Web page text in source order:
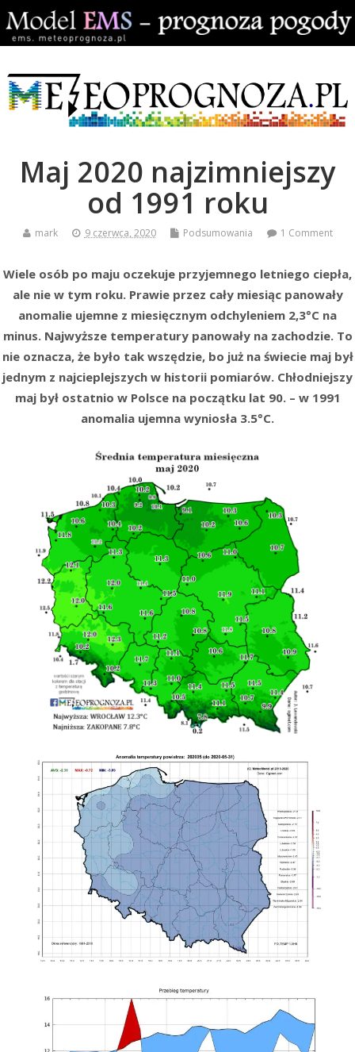
Maj 2020 najzimniejszy
od 1991 roku
mark 9 czerwca, 2020 Podsumowania 1 Comment
Wiele osób po maju oczekuje przyjemnego letniego ciepła,
ale nie w tym roku. Prawie przez cały miesiąc panowały
anomalie ujemne z miesięcznym odchyleniem 2,3°C na
minus. Najwyższe temperatury panowały na zachodzie. To
nie oznacza, że było tak wszędzie, bo już na świecie maj był
jednym z najcieplejszych w historii pomiarów. Chłodniejszy
maj był ostatnio w Polsce na początku lat 90. – w 1991
anomalia ujemna wyniosła 3.5°C.